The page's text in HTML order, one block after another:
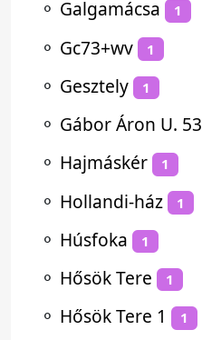
⚬ Galgamácsa 1
⚬ Gc73+wv 1
⚬ Gesztely 1
⚬ Gábor Áron U. 53
⚬ Hajmáskér 1
⚬ Hollandi-ház 1
⚬ Húsfoka 1
⚬ Hősök Tere 1
⚬ Hősök Tere 1 1